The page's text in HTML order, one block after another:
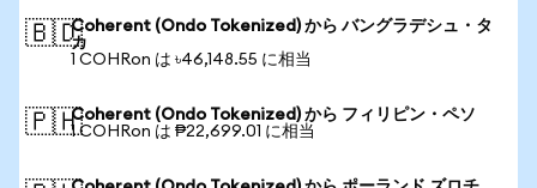
🇧🇩Coherent (Ondo Tokenized) から バングラデシュ・タ
カ
1 COHRon は ৳46,148.55 に相当
🇵🇭Coherent (Ondo Tokenized) から フィリピン・ペソ
1 COHRon は ₱22,699.01 に相当